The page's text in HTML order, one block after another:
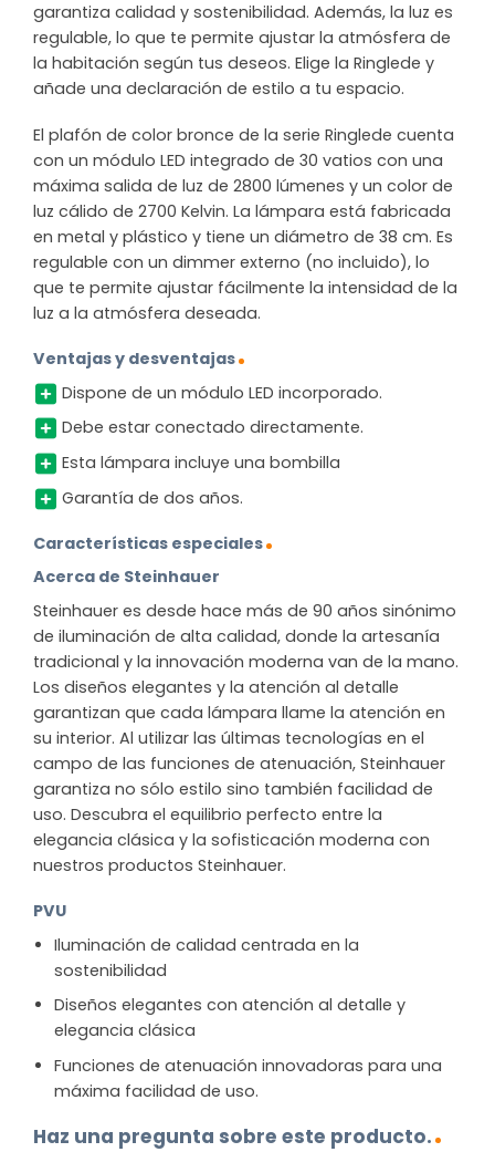
garantiza calidad y sostenibilidad. Además, la luz es
regulable, lo que te permite ajustar la atmósfera de
la habitación según tus deseos. Elige la Ringlede y
añade una declaración de estilo a tu espacio.
El plafón de color bronce de la serie Ringlede cuenta
con un módulo LED integrado de 30 vatios con una
máxima salida de luz de 2800 lúmenes y un color de
luz cálido de 2700 Kelvin. La lámpara está fabricada
en metal y plástico y tiene un diámetro de 38 cm. Es
regulable con un dimmer externo (no incluido), lo
que te permite ajustar fácilmente la intensidad de la
luz a la atmósfera deseada.
Ventajas y desventajas
Dispone de un módulo LED incorporado.
Debe estar conectado directamente.
Esta lámpara incluye una bombilla
Garantía de dos años.
Características especiales
Acerca de Steinhauer
Steinhauer es desde hace más de 90 años sinónimo
de iluminación de alta calidad, donde la artesanía
tradicional y la innovación moderna van de la mano.
Los diseños elegantes y la atención al detalle
garantizan que cada lámpara llame la atención en
su interior. Al utilizar las últimas tecnologías en el
campo de las funciones de atenuación, Steinhauer
garantiza no sólo estilo sino también facilidad de
uso. Descubra el equilibrio perfecto entre la
elegancia clásica y la sofisticación moderna con
nuestros productos Steinhauer.
PVU
Iluminación de calidad centrada en la
sostenibilidad
Diseños elegantes con atención al detalle y
elegancia clásica
Funciones de atenuación innovadoras para una
máxima facilidad de uso.
Haz una pregunta sobre este producto.